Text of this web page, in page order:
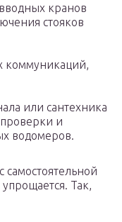
кранов
стояков
коммуникаций,
или сантехника
и
водомеров.
самостоятельной
Так,